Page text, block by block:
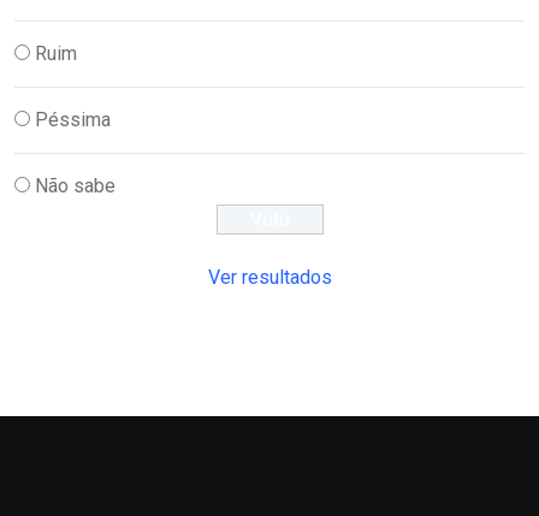
Ruim
Péssima
Não sabe
Ver resultados